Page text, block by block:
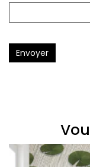
Envoyer